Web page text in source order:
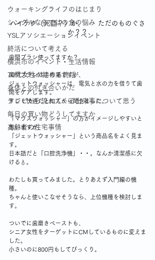
ウォーキングライフのはじまり
シングルならではの食の悩み
YSLアソシエーションイベント
終活について考える
横浜市のイベント・生活情報
70代女性が始める終活
身体との付き合いかた
テレビから流れてくる出来事について思う
毎日の買い物どうしてますか
高齢者の住宅事情
ハイテク（死語？）か、　　ただのものぐさ
か？？
歯間ブラシ使ってますか？
歯間ブラシは手作業ですが、
ジェットウォッシャーは、電気と水の力を借りて歯
間をケアします。
すごく快適だと知人から聞きました。
「マウスウォッシャー」の方がイメージしやすいと
思いますが、
「ジェットウォッシャー」という商品名をよく見ま
す。
日本語だと「口腔洗浄機」・・。なんか清潔感に欠
ける💧。
わたしも買ってみました。とりあえず入門編の機
種。
ちゃんと使いこなせそうなら、上位機種を検討しま
す。
ついでに歯磨きペーストも、
シニア女性をターゲットにCMしているものに変えま
した。
小さいのに800円もしてびっくり。